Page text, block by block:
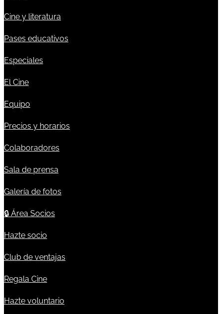
Cine y literatura
Pases educativos
Especiales
El Cine
Equipo
Precios y horarios
Colaboradores
Sala de prensa
Galería de fotos
🔒 Área Socios
Hazte socio
Club de ventajas
Regala Cine
Hazte voluntario